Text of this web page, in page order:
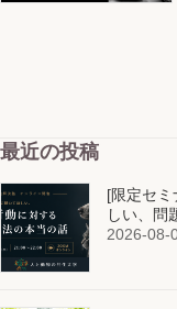
最近の投稿
[限定セ
しい、問
2026-08-